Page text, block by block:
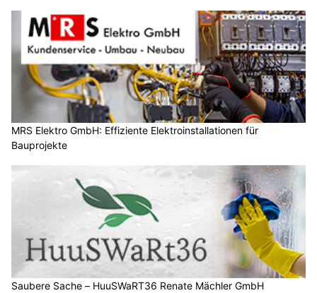
MRS Elektro GmbH: Effiziente Elektroinstallationen für
Bauprojekte
Saubere Sache – HuuSWaRT36 Renate Mächler GmbH